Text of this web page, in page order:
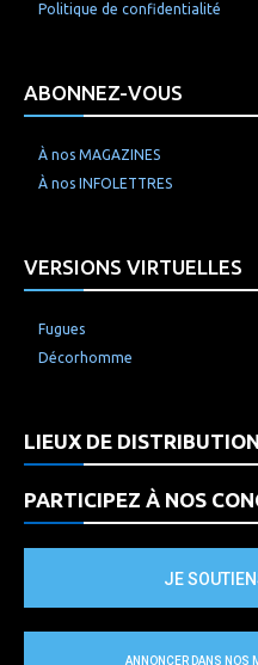
Politique de confidentialité
ABONNEZ-VOUS
À nos MAGAZINES
À nos INFOLETTRES
VERSIONS VIRTUELLES
Fugues
Décorhomme
LIEUX DE
PARTICIPEZ À NOS
JE
ANNONCER DANS NOS